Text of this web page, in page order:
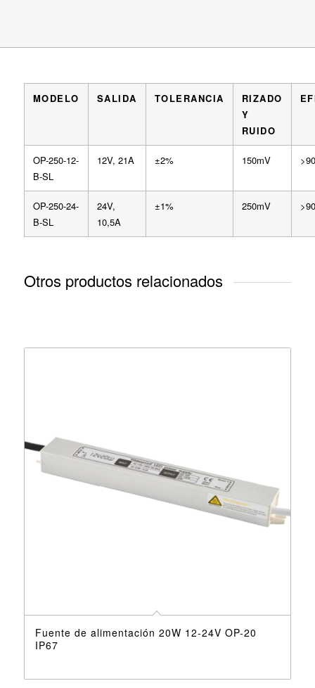
MODELO SALIDA TOLERANCIA
RIZADO
Y
RUIDO
OP-250-12-
B-SL
12V, 21A ±2% 150mV
OP-250-24-
B-SL
24V,
10,5A
±1% 250mV
Otros productos relacionados
Fuente de alimentación 20W 12-24V OP-20
IP67